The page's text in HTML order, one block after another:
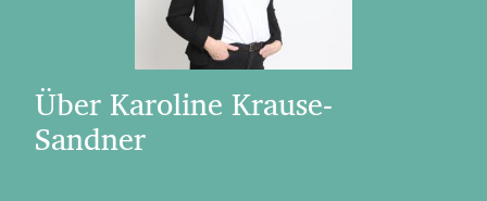
Über Karoline Krause-
Sandner